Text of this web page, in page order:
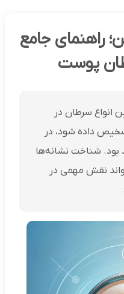
راهنمای جامع
پوست
انواع سرطان در
داده شود، در
بود. شناخت نشانه‌ها
نقش مهمی در